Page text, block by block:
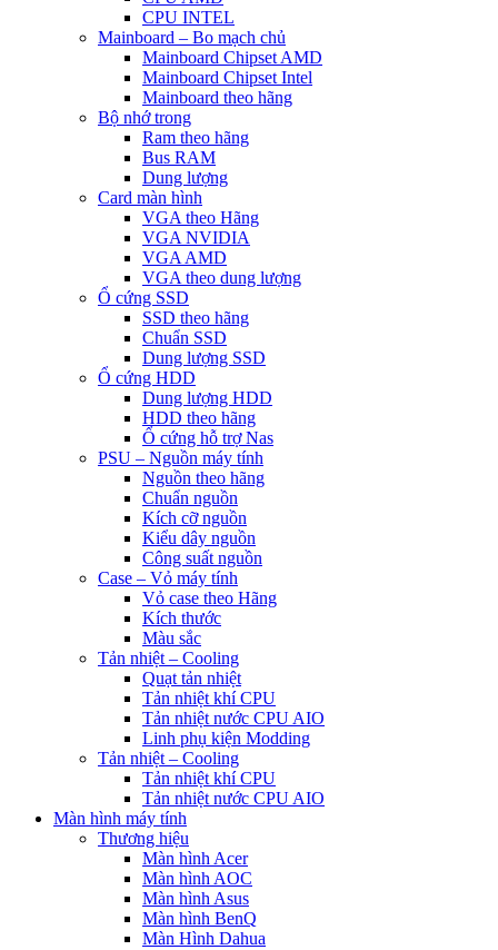
CPU INTEL
Mainboard – Bo mạch chủ
Mainboard Chipset AMD
Mainboard Chipset Intel
Mainboard theo hãng
Bộ nhớ trong
Ram theo hãng
Bus RAM
Dung lượng
Card màn hình
VGA theo Hãng
VGA NVIDIA
VGA AMD
VGA theo dung lượng
Ổ cứng SSD
SSD theo hãng
Chuẩn SSD
Dung lượng SSD
Ổ cứng HDD
Dung lượng HDD
HDD theo hãng
Ổ cứng hỗ trợ Nas
PSU – Nguồn máy tính
Nguồn theo hãng
Chuẩn nguồn
Kích cỡ nguồn
Kiểu dây nguồn
Công suất nguồn
Case – Vỏ máy tính
Vỏ case theo Hãng
Kích thước
Màu sắc
Tản nhiệt – Cooling
Quạt tản nhiệt
Tản nhiệt khí CPU
Tản nhiệt nước CPU AIO
Linh phụ kiện Modding
Tản nhiệt – Cooling
Tản nhiệt khí CPU
Tản nhiệt nước CPU AIO
Màn hình máy tính
Thương hiệu
Màn hình Acer
Màn hình AOC
Màn hình Asus
Màn hình BenQ
Màn Hình Dahua